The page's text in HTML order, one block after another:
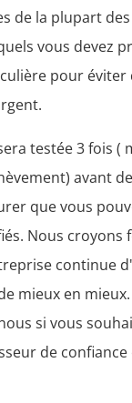
de la plupart
vous devez
pour éviter
testée 3 fois (
avant
que vous
Nous croyons
continue
mieux en mieux.
si vous
de